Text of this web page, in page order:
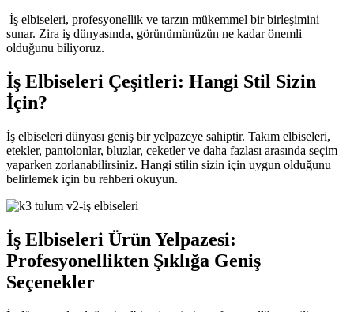
İş elbiseleri, profesyonellik ve tarzın mükemmel bir birleşimini
sunar. Zira iş dünyasında, görünümünüzün ne kadar önemli
olduğunu biliyoruz.
İş Elbiseleri Çeşitleri: Hangi Stil Sizin
İçin?
İş elbiseleri dünyası geniş bir yelpazeye sahiptir. Takım elbiseleri,
etekler, pantolonlar, bluzlar, ceketler ve daha fazlası arasında seçim
yaparken zorlanabilirsiniz. Hangi stilin sizin için uygun olduğunu
belirlemek için bu rehberi okuyun.
İş Elbiseleri Ürün Yelpazesi:
Profesyonellikten Şıklığa Geniş
Seçenekler